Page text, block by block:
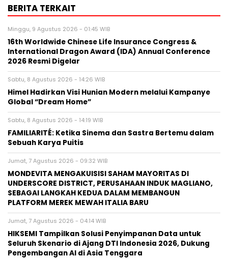
BERITA TERKAIT
Minggu, 9 Agustus 2026 - 01:45 WIB
16th Worldwide Chinese Life Insurance Congress &
International Dragon Award (IDA) Annual Conference
2026 Resmi Digelar
Sabtu, 8 Agustus 2026 - 14:26 WIB
Himel Hadirkan Visi Hunian Modern melalui Kampanye
Global “Dream Home”
Sabtu, 8 Agustus 2026 - 14:19 WIB
FAMILIARITÉ: Ketika Sinema dan Sastra Bertemu dalam
Sebuah Karya Puitis
Jumat, 7 Agustus 2026 - 09:32 WIB
MONDEVITA MENGAKUISISI SAHAM MAYORITAS DI
UNDERSCORE DISTRICT, PERUSAHAAN INDUK MAGLIANO,
SEBAGAI LANGKAH KEDUA DALAM MEMBANGUN
PLATFORM MEREK MEWAH ITALIA BARU
Jumat, 7 Agustus 2026 - 04:14 WIB
HIKSEMI Tampilkan Solusi Penyimpanan Data untuk
Seluruh Skenario di Ajang DTI Indonesia 2026, Dukung
Pengembangan AI di Asia Tenggara